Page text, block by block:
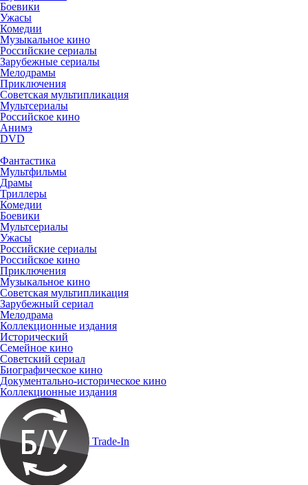
Боевики
Ужасы
Комедии
Музыкальное кино
Российские сериалы
Зарубежные сериалы
Мелодрамы
Приключения
Советская мультипликация
Мультсериалы
Российское кино
Анимэ
DVD
Фантастика
Мультфильмы
Драмы
Триллеры
Комедии
Боевики
Мультсериалы
Ужасы
Российские сериалы
Российское кино
Приключения
Музыкальное кино
Советская мультипликация
Зарубежный сериал
Мелодрама
Коллекционные издания
Исторический
Семейное кино
Советский сериал
Биографическое кино
Документально-историческое кино
Коллекционные издания
Trade-In